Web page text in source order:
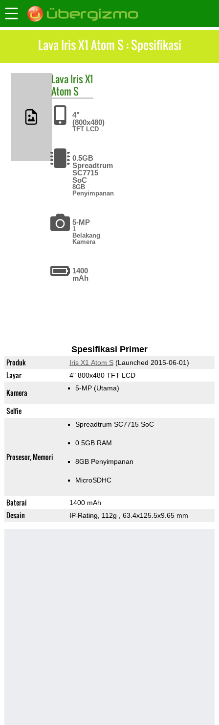
Lava Iris X1 Atom S : Spesifikasi
LavaIris X1
Atom S
4"
(800x480)
TFT LCD
0.5GB
Spreadtrum
SC7715
SoC
8GB
Penyimpanan
5-MP
1
Belakang
Kamera
1400
mAh
Spesifikasi Primer
Produk Iris X1 Atom S(Launched 2015-06-01)
Layar 4" 800x480 TFT LCD
Kamera 5-MP (Utama)
Selfie
Prosesor, Memori
Spreadtrum SC7715 SoC
0.5GB RAM
8GB Penyimpanan
MicroSDHC
Baterai 1400 mAh
Desain IP Rating, 112g , 63.4x125.5x9.65 mm